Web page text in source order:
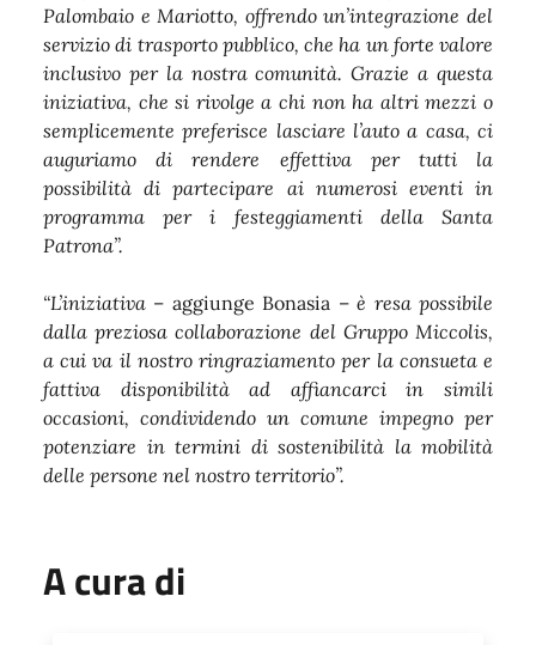
Palombaio e Mariotto, offrendo un’integrazione del
servizio di trasporto pubblico, che ha un forte valore
inclusivo per la nostra comunità. Grazie a questa
iniziativa, che si rivolge a chi non ha altri mezzi o
semplicemente preferisce lasciare l’auto a casa, ci
auguriamo di rendere effettiva per tutti la
possibilità di partecipare ai numerosi eventi in
programma per i festeggiamenti della Santa
Patrona”.
“L’iniziativa – aggiunge Bonasia –è resa possibile
dalla preziosa collaborazione del Gruppo Miccolis,
a cui va il nostro ringraziamento per la consueta e
fattiva disponibilità ad affiancarci in simili
occasioni, condividendo un comune impegno per
potenziare in termini di sostenibilità la mobilità
delle persone nel nostro territorio”.
A cura di